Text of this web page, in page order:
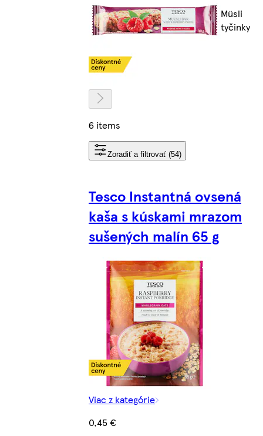
Müsli
tyčinky
6 items
Zoradiť a filtrovať (54)
Tesco Instantná ovsená
kaša s kúskami mrazom
sušených malín 65 g
Viac z kategórie
0,45 €